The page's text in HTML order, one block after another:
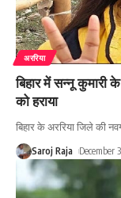
अररिया
बिहार में सन्नू कुमारी
को हराया
बिहार के अररिया जिले की
Saroj Raja December